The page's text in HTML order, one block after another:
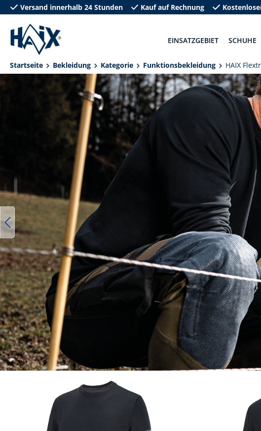
Zur Hauptnavigation springen
Versand innerhalb 24 Stunden Kauf auf Rechnung
EINSATZGEBIET SCHUHE
Startseite Bekleidung Kategorie Funktionsbekleidung
HAIX
Bildergalerie überspringen